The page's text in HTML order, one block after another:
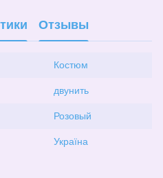
Отзывы
Костюм
двунить
Розовый
Україна